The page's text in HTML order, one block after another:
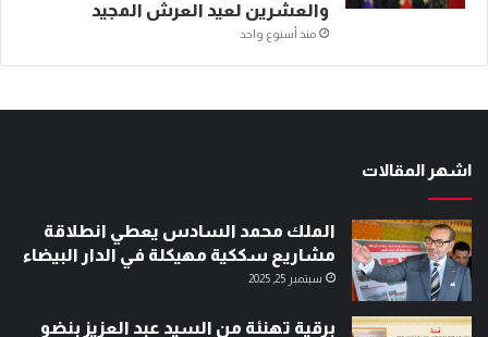
والعشرين لعيد العرش المجيد
منذ أسبوع واحد
اشهر المقالات
الملك محمد السادس يعطي انطلاقة
مشاريع سككية مهيكلة في الدار البيضاء
سبتمبر 25, 2025
برقية تهنئة من السيد عبد العزيز بنضو